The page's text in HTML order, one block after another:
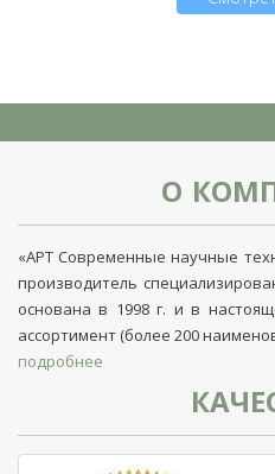
О
«АРТ Современные научные
производитель
основана в 1998 г. и в
ассортимент (более 200
подробнее